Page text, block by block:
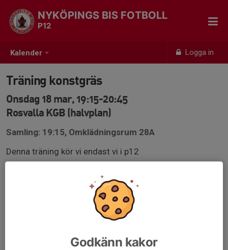
Kalender Logga in
NYKÖPINGS BIS FOTBOLL
P12
Träning konstgräs
Onsdag 18 mar, 19:15-20:45
Rosvalla KGB (halvplan)
Samling: 19:15, Omklädningsrum 28A
Denna träning kör vi endast vi i p12
Godkänn kakor